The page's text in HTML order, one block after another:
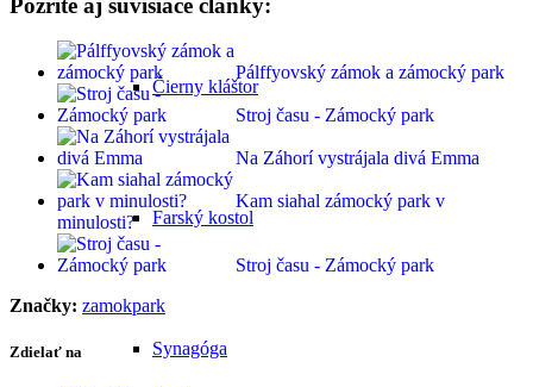
Čierny kláštor
Farský kostol
Synagóga
Pálffyovský zámok a zámocký park
Stroj času - Zámocký park
Na Záhorí vystrájala divá Emma
Kam siahal zámocký park v
minulosti?
Stroj času - Zámocký park
Značky: zamokpark
Zdielať na